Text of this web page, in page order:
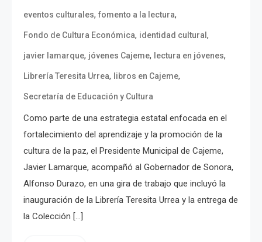
eventos culturales, fomento a la lectura,
Fondo de Cultura Económica, identidad cultural ,
javier lamarque, jóvenes Cajeme, lectura en jóvenes,
Librería Teresita Urrea, libros en Cajeme,
Secretaría de Educación y Cultura
Como parte de una estrategia estatal enfocada en el
fortalecimiento del aprendizaje y la promoción de la
cultura de la paz, el Presidente Municipal de Cajeme,
Javier Lamarque, acompañó al Gobernador de Sonora,
Alfonso Durazo, en una gira de trabajo que incluyó la
inauguración de la Librería Teresita Urrea y la entrega de
la Colección […]